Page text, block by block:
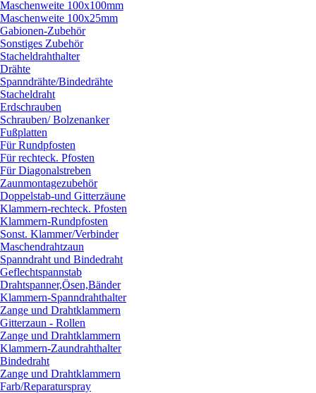
Maschenweite 100x100mm
Maschenweite 100x25mm
Gabionen-Zubehör
Sonstiges Zubehör
Stacheldrahthalter
Drähte
Spanndrähte/Bindedrähte
Stacheldraht
Erdschrauben
Schrauben/Bolzenanker
Fußplatten
Für Rundpfosten
Für rechteck. Pfosten
Für Diagonalstreben
Zaunmontagezubehör
Doppelstab-und Gitterzäune
Klammern-rechteck. Pfosten
Klammern-Rundpfosten
Sonst. Klammer/Verbinder
Maschendrahtzaun
Spanndraht und Bindedraht
Geflechtspannstab
Drahtspanner,Ösen,Bänder
Klammern-Spanndrahthalter
Zange und Drahtklammern
Gitterzaun - Rollen
Zange und Drahtklammern
Klammern-Zaundrahthalter
Bindedraht
Zange und Drahtklammern
Farb/Reparaturspray